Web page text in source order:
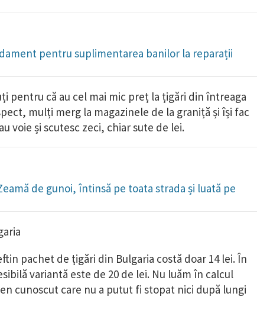
pentru suplimentarea banilor la reparații
pentru că au cel mai mic preț la țigări din întreaga
mulți merg la magazinele de la graniță și își fac
voie și scutesc zeci, chiar sute de lei.
de gunoi, întinsă pe toata strada și luată pe
pachet de țigări din Bulgaria costă doar 14 lei. În
variantă este de 20 de lei. Nu luăm în calcul
cunoscut care nu a putut fi stopat nici după lungi